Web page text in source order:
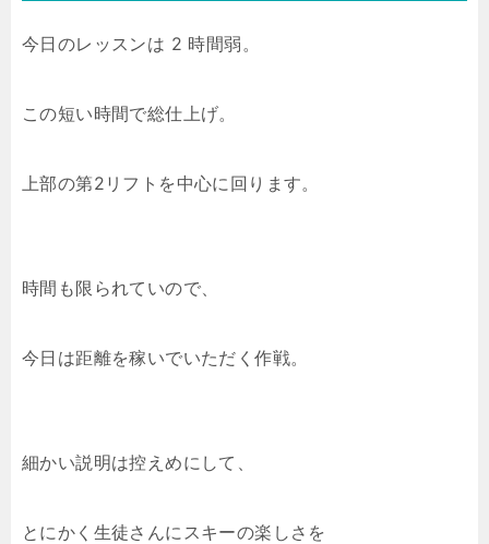
今日のレッスンは 2 時間弱。
この短い時間で総仕上げ。
上部の第2リフトを中心に回ります。
時間も限られていので、
今日は距離を稼いでいただく作戦。
細かい説明は控えめにして、
とにかく生徒さんにスキーの楽しさを